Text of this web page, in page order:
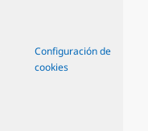
Configuración de
cookies